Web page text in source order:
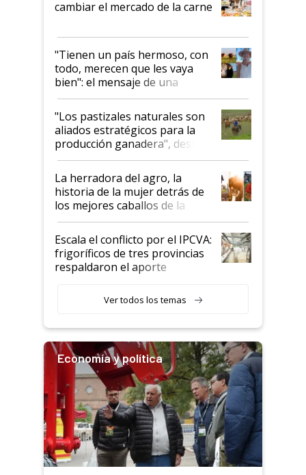
cambiar el mercado de la carne
"Tienen un país hermoso, con
todo, merecen que les vaya
bien": el mensaje de una
ganadera uruguaya sobre las
oportunidades que se abren
para el agro en Argentina, con
foco en la carne
"Los pastizales naturales son
aliados estratégicos para la
producción ganadera", destaca
la iniciativa que ya reúne a 46
establecimientos en Argentina
La herradora del agro, la
historia de la mujer detrás de
los mejores caballos de la
Argentina y los mitos que
todavía hacen sufrir a estos
animales: "Mientras me
descalificaban, yo seguí
haciendo currículum"
Escala el conflicto por el IPCVA:
frigoríficos de tres provincias
respaldaron el aporte
Ver todos los temas
Economía y política